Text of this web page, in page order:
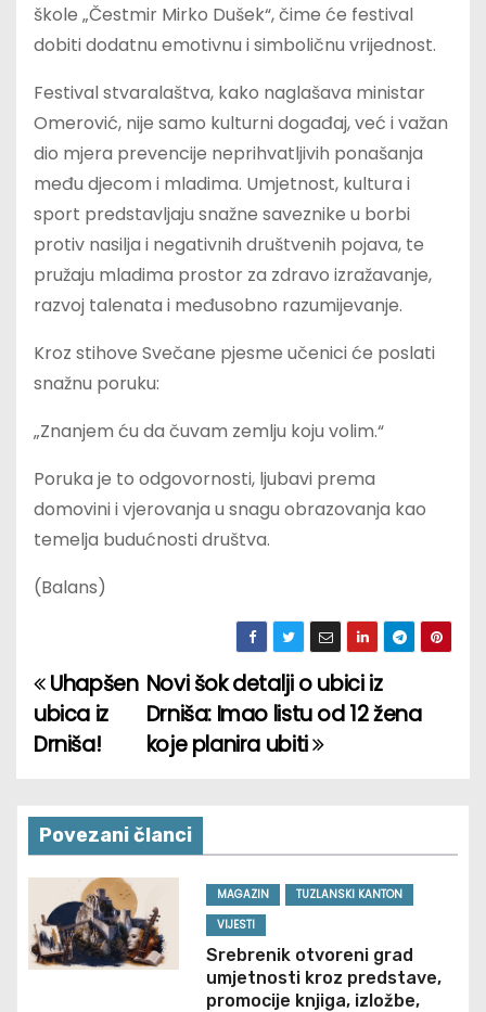
škole „Čestmir Mirko Dušek“, čime će festival
dobiti dodatnu emotivnu i simboličnu vrijednost.
Festival stvaralaštva, kako naglašava ministar
Omerović, nije samo kulturni događaj, već i važan
dio mjera prevencije neprihvatljivih ponašanja
među djecom i mladima. Umjetnost, kultura i
sport predstavljaju snažne saveznike u borbi
protiv nasilja i negativnih društvenih pojava, te
pružaju mladima prostor za zdravo izražavanje,
razvoj talenata i međusobno razumijevanje.
Kroz stihove Svečane pjesme učenici će poslati
snažnu poruku:
„Znanjem ću da čuvam zemlju koju volim.“
Poruka je to odgovornosti, ljubavi prema
domovini i vjerovanja u snagu obrazovanja kao
temelja budućnosti društva.
(Balans)
P
o
t
n
a
v
Novi šok detalji o ubici iz
Drniša: Imao listu od 12 žena
koje planira ubiti
Uhapšen
ubica iz
Drniša!
Povezani članci
MAGAZIN
TUZLANSKI KANTON
VIJESTI
Srebrenik otvoreni grad
umjetnosti kroz predstave,
promocije knjiga, izložbe,